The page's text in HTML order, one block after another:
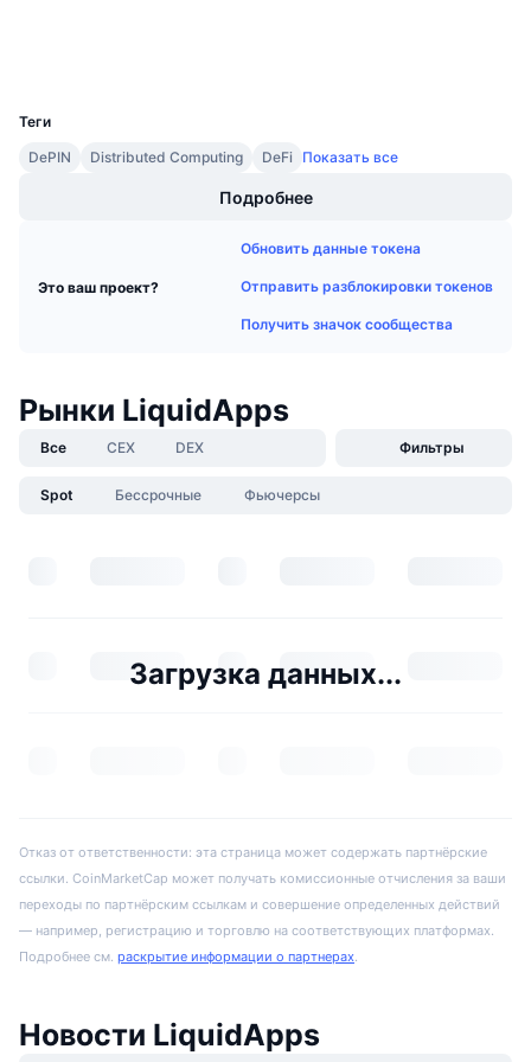
Календарь ICO
Теги
DePIN
Distributed Computing DeFi Показать все
Подробнее
Это ваш проект?
Обновить данные токена
Отправить разблокировки токенов
Получить значок сообщества
Рынки LiquidApps
Все CEX DEX
Spot Бессрочные Фьючерсы
Фильтры
Загрузка данных...
Отказ от ответственности: эта страница может содержать партнёрские
ссылки. CoinMarketCap может получать комиссионные отчисления за ваши
переходы по партнёрским ссылкам и совершение определенных действий
— например, регистрацию и торговлю на соответствующих платформах.
Подробнее см. раскрытие информации о партнерах.
Новости LiquidApps